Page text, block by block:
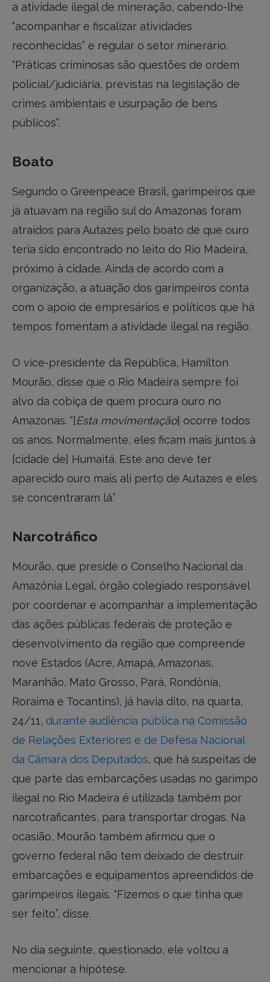
a atividade ilegal de mineração, cabendo-lhe
“acompanhar e fiscalizar atividades
reconhecidas” e regular o setor minerário.
“Práticas criminosas são questões de ordem
policial/judiciária, previstas na legislação de
crimes ambientais e usurpação de bens
públicos”.
Boato
Segundo o Greenpeace Brasil, garimpeiros que
já atuavam na região sul do Amazonas foram
atraídos para Autazes pelo boato de que ouro
teria sido encontrado no leito do Rio Madeira,
próximo à cidade. Ainda de acordo com a
organização, a atuação dos garimpeiros conta
com o apoio de empresários e políticos que há
tempos fomentam a atividade ilegal na região.
O vice-presidente da República, Hamilton
Mourão, disse que o Rio Madeira sempre foi
alvo da cobiça de quem procura ouro no
Amazonas. “[Esta movimentação] ocorre todos
os anos. Normalmente, eles ficam mais juntos à
[cidade de] Humaitá. Este ano deve ter
aparecido ouro mais ali perto de Autazes e eles
se concentraram lá.”
Narcotráfico
Mourão, que preside o Conselho Nacional da
Amazônia Legal, órgão colegiado responsável
por coordenar e acompanhar a implementação
das ações públicas federais de proteção e
desenvolvimento da região que compreende
nove Estados (Acre, Amapá, Amazonas,
Maranhão, Mato Grosso, Pará, Rondônia,
Roraima e Tocantins), já havia dito, na quarta,
24/11, durante audiência pública na Comissão
de Relações Exteriores e de Defesa Nacional
da Câmara dos Deputados, que há suspeitas de
que parte das embarcações usadas no garimpo
ilegal no Rio Madeira é utilizada também por
narcotraficantes, para transportar drogas. Na
ocasião, Mourão também afirmou que o
governo federal não tem deixado de destruir
embarcações e equipamentos apreendidos de
garimpeiros ilegais. “Fizemos o que tinha que
ser feito”, disse.
No dia seguinte, questionado, ele voltou a
mencionar a hipótese.